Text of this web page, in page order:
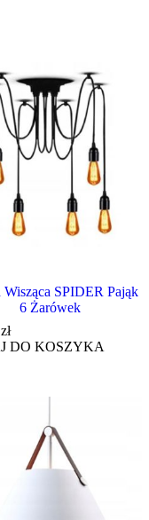
Wisząca SPIDER Pająk
6 Żarówek
zł
DO KOSZYKA